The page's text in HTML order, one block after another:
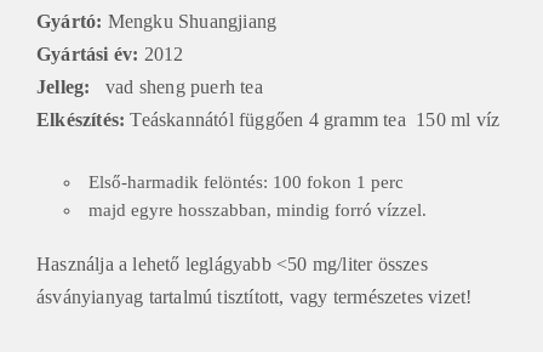
Gyártó: Mengku Shuangjiang
Gyártási év: 2012
Jelleg:
vad sheng puerh tea
Elkészítés:Teáskannától függően 4 gramm tea 150 ml víz
Első-harmadik felöntés: 100 fokon 1 perc
majd egyre hosszabban, mindig forró vízzel.
Használja a lehető leglágyabb <50 mg/liter összes
ásványianyag tartalmú tisztított, vagy természetes vizet!